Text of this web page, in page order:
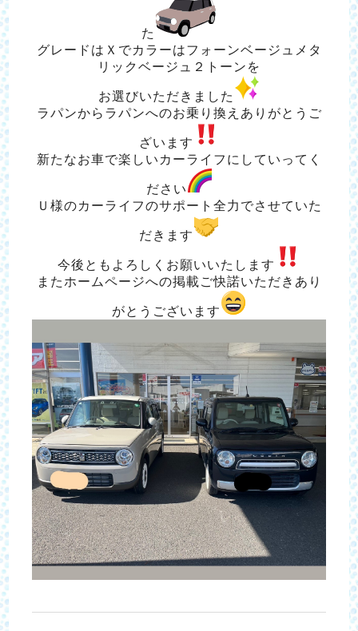
た
グレードはＸでカラーはフォーンベージュメタ
リックベージュ２トーンを
お選びいただきました
ラパンからラパンへのお乗り換えありがとうご
ざいます
新たなお車で楽しいカーライフにしていってく
ださい
Ｕ様のカーライフのサポート全力でさせていた
だきます
今後ともよろしくお願いいたします
またホームページへの掲載ご快諾いただきあり
がとうございます